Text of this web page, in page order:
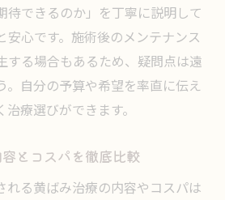
待できるのか」を丁寧に説明して
安心です。施術後のメンテナンス
する場合もあるため、疑問点は遠
。自分の予算や希望を率直に伝え
療選びができます。
とコスパを徹底比較
れる黄ばみ治療の内容やコスパは